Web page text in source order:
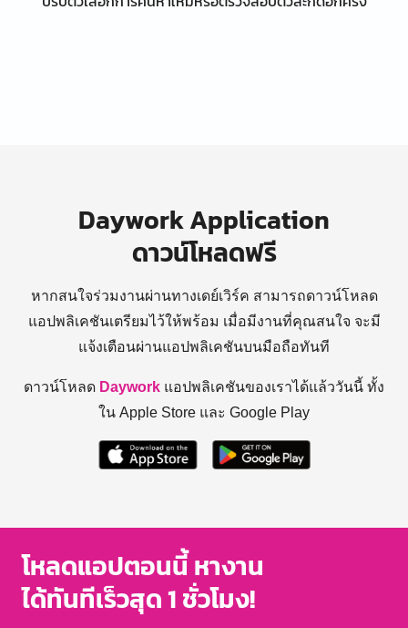
Daywork Application
ดาวน์โหลดฟรี
หากสนใจร่วมงานผ่านทางเดย์เวิร์ค สามารถดาวน์โหลด
แอปพลิเคชันเตรียมไว้ให้พร้อม เมื่อมีงานที่คุณสนใจ จะมี
แจ้งเตือนผ่านแอปพลิเคชันบนมือถือทันที
ดาวน์โหลด Daywork แอปพลิเคชันของเราได้แล้ววันนี้ ทั้ง
ใน Apple Store และ Google Play
โหลดแอปตอนนี้ หางาน
ได้ทันทีเร็วสุด 1 ชั่วโมง!